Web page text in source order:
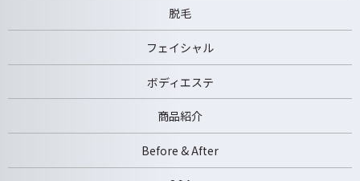
脱毛
フェイシャル
ボディエステ
商品紹介
Before & After